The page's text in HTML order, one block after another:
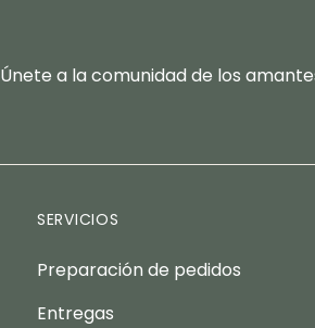
Únete a la comunidad de los
SERVICIOS
Preparación de pedidos
Entregas